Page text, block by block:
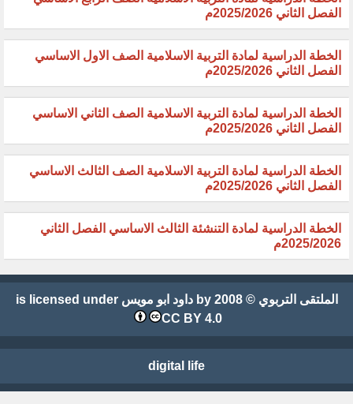
الفصل الثاني 2025/2026م
الخطة الدراسية لمادة التربية الاسلامية الصف الاول الاساسي
الفصل الثاني 2025/2026م
الخطة الدراسية لمادة التربية الاسلامية الصف الثاني الاساسي
الفصل الثاني 2025/2026م
الخطة الدراسية لمادة التربية الاسلامية الصف الثالث الاساسي
الفصل الثاني 2025/2026م
الخطة الدراسية لمادة التنشئة الثالث الاساسي الفصل الثاني
2025/2026م
الملتقى التربوي © 2008 by داود ابو مويس is licensed under
CC BY 4.0
digital life